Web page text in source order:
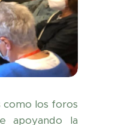
como los foros
apoyando la